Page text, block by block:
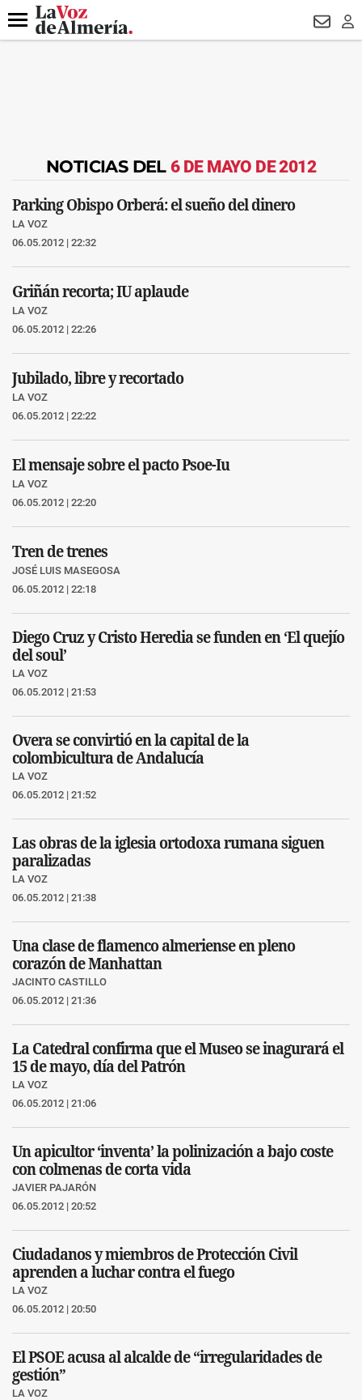
DESTACADO CONDENADOS
Menú
NOTICIAS DEL6 DE MAYO DE 2012
Parking Obispo Orberá: el sueño del dinero
LA VOZ
06.05.2012 | 22:32
Griñán recorta; IU aplaude
LA VOZ
06.05.2012 | 22:26
Jubilado, libre y recortado
LA VOZ
06.05.2012 | 22:22
El mensaje sobre el pacto Psoe-Iu
LA VOZ
06.05.2012 | 22:20
Tren de trenes
JOSÉ LUIS MASEGOSA
06.05.2012 | 22:18
Diego Cruz y Cristo Heredia se funden en ‘El quejío
del soul’
LA VOZ
06.05.2012 | 21:53
Overa se convirtió en la capital de la
colombicultura de Andalucía
LA VOZ
06.05.2012 | 21:52
Las obras de la iglesia ortodoxa rumana siguen
paralizadas
LA VOZ
06.05.2012 | 21:38
Una clase de flamenco almeriense en pleno
corazón de Manhattan
JACINTO CASTILLO
06.05.2012 | 21:36
La Catedral confirma que el Museo se inagurará el
15 de mayo, día del Patrón
LA VOZ
06.05.2012 | 21:06
Un apicultor ‘inventa’ la polinización a bajo coste
con colmenas de corta vida
JAVIER PAJARÓN
06.05.2012 | 20:52
Ciudadanos y miembros de Protección Civil
aprenden a luchar contra el fuego
LA VOZ
06.05.2012 | 20:50
El PSOE acusa al alcalde de “irregularidades de
gestión”
LA VOZ